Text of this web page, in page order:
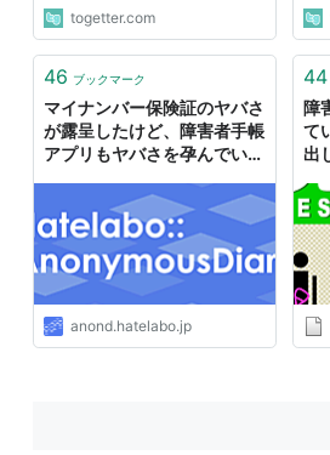
togetter.com
46 ブックマーク
マイナンバー保険証のヤバさ
が露呈したけど、障害者手帳
アプリもヤバさを孕んでいる
anond.hatelabo.jp
44
障
て
出